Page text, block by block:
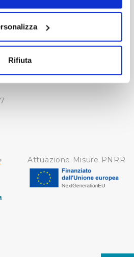
sui cookie o facendo clic
anche:
sulla tua posizione
scansionandolo
di caratteristiche specifiche
consenso in qualsiasi momento
necessari per rendere
funzionalità di base quali
preferenze manifestate
dallo stesso prestati, i
inoltre utilizzati per analizzare il
Rifiuta
PRIVACY POLICY
NOTE LEGALI
COOKIE
WHISTLEBLOWING
CREDITS
Attuazione Misure PNRR